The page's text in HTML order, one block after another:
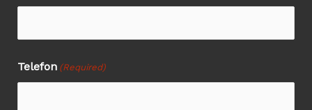
Telefon (Required)